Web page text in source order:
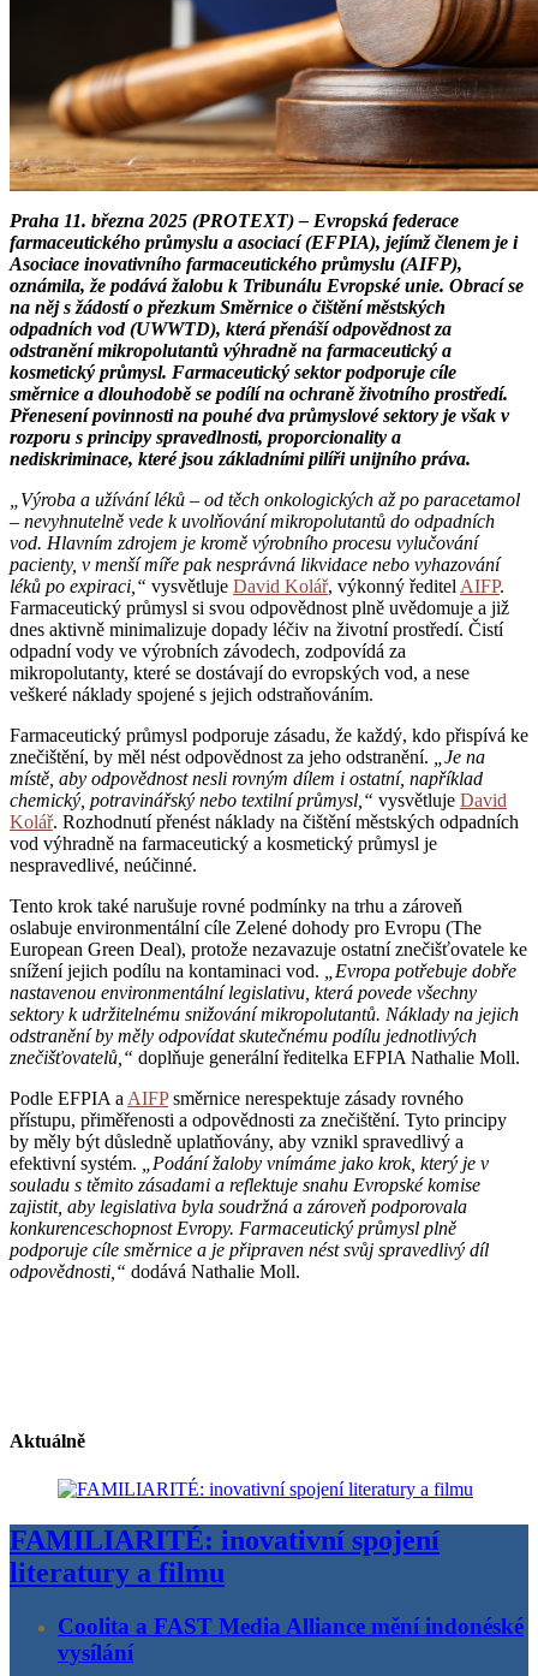
Praha 11. března 2025 (PROTEXT) – Evropská federace
farmaceutického průmyslu a asociací (EFPIA), jejímž členem je i
Asociace inovativního farmaceutického průmyslu (AIFP),
oznámila, že podává žalobu k Tribunálu Evropské unie. Obrací se
na něj s žádostí o přezkum Směrnice o čištění městských
odpadních vod (UWWTD), která přenáší odpovědnost za
odstranění mikropolutantů výhradně na farmaceutický a
kosmetický průmysl. Farmaceutický sektor podporuje cíle
směrnice a dlouhodobě se podílí na ochraně životního prostředí.
Přenesení povinnosti na pouhé dva průmyslové sektory je však v
rozporu s principy spravedlnosti, proporcionality a
nediskriminace, které jsou základními pilíři unijního práva.
„Výroba a užívání léků – od těch onkologických až po paracetamol
– nevyhnutelně vede k uvolňování mikropolutantů do odpadních
vod. Hlavním zdrojem je kromě výrobního procesu vylučování
pacienty, v menší míře pak nesprávná likvidace nebo vyhazování
léků po expiraci,“ vysvětluje David Kolář, výkonný ředitel AIFP.
Farmaceutický průmysl si svou odpovědnost plně uvědomuje a již
dnes aktivně minimalizuje dopady léčiv na životní prostředí. Čistí
odpadní vody ve výrobních závodech, zodpovídá za
mikropolutanty, které se dostávají do evropských vod, a nese
veškeré náklady spojené s jejich odstraňováním.
Farmaceutický průmysl podporuje zásadu, že každý, kdo přispívá ke
znečištění, by měl nést odpovědnost za jeho odstranění.
„Je na
místě, aby odpovědnost nesli rovným dílem i ostatní, například
chemický, potravinářský nebo textilní průmysl,“ vysvětluje David
Kolář. Rozhodnutí přenést náklady na čištění městských odpadních
vod výhradně na farmaceutický a kosmetický průmysl je
nespravedlivé, neúčinné.
Tento krok také narušuje rovné podmínky na trhu a zároveň
oslabuje environmentální cíle Zelené dohody pro Evropu (The
European Green Deal), protože nezavazuje ostatní znečišťovatele ke
snížení jejich podílu na kontaminaci vod.
„Evropa potřebuje dobře
nastavenou environmentální legislativu, která povede všechny
sektory k udržitelnému snižování mikropolutantů. Náklady na jejich
odstranění by měly odpovídat skutečnému podílu jednotlivých
znečišťovatelů,“ doplňuje generální ředitelka EFPIA Nathalie Moll.
Podle EFPIA a AIFPsměrnice nerespektuje zásady rovného
přístupu, přiměřenosti a odpovědnosti za znečištění. Tyto principy
by měly být důsledně uplatňovány, aby vznikl spravedlivý a
efektivní systém.
„Podání žaloby vnímáme jako krok, který je v
souladu s těmito zásadami a reflektuje snahu Evropské komise
zajistit, aby legislativa byla soudržná a zároveň podporovala
konkurenceschopnost Evropy. Farmaceutický průmysl plně
podporuje cíle směrnice a je připraven nést svůj spravedlivý díl
odpovědnosti,“ dodává Nathalie Moll.
Aktuálně
FAMILIARITÉ: inovativní spojení
literatury a filmu
Coolita a FAST Media Alliance mění indonéské
vysílání